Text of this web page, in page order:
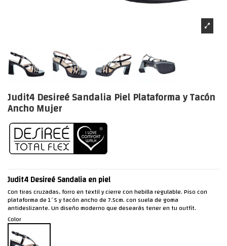
Judit4 Desireé Sandalia Piel Plataforma y Tacón
Ancho Mujer
Judit4 Desireé Sandalia en piel
Con tiras cruzadas, forro en textil y cierre con hebilla regulable. Piso con
plataforma de 1´5 y tacón ancho de 7.5cm. con suela de goma
antideslizante. Un diseño moderno que desearás tener en tu outfit.
Color